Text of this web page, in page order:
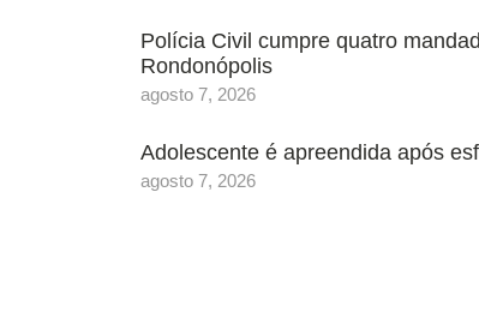
Polícia Civil cumpre quatro
Rondonópolis
agosto 7, 2026
Adolescente é apreendida após
agosto 7, 2026